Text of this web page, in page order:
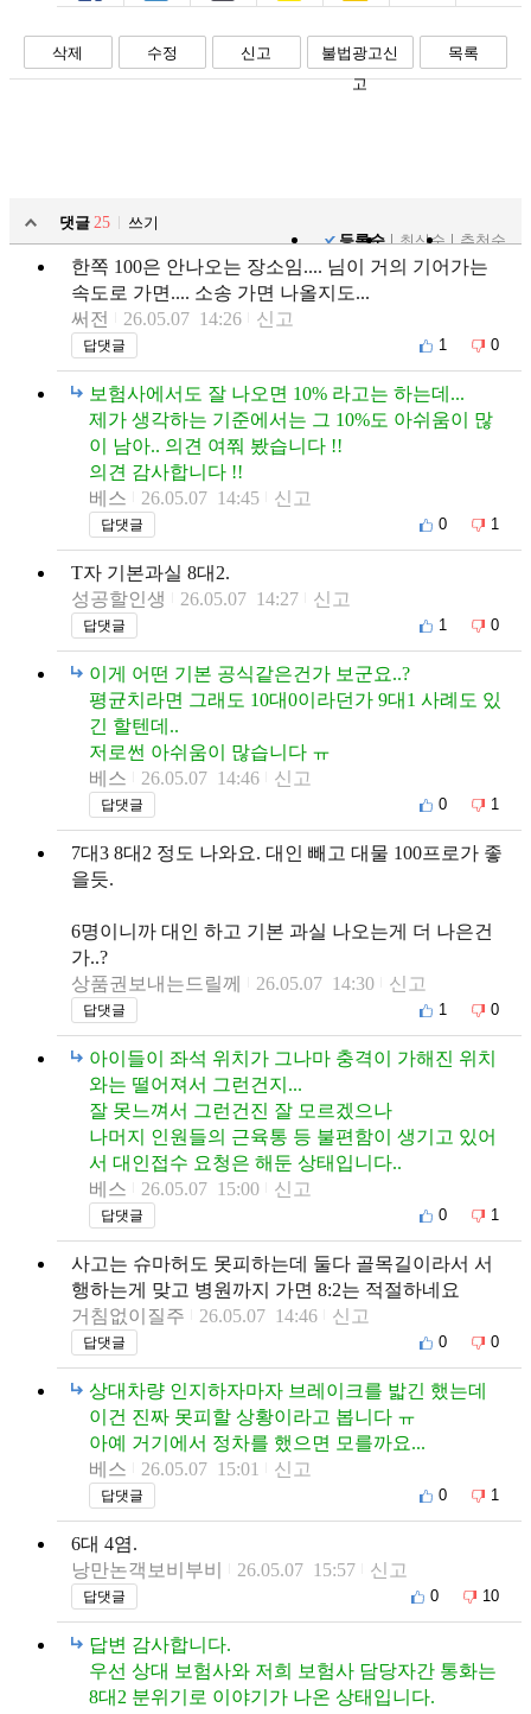
페북 트윗 밴드 카톡 카스 복사 스크랩
삭제 수정 신고
불법광고신
고
목록
댓글 25
쓰기
등록순
최신순 추천순
한쪽 100은 안나오는 장소임.... 님이 거의 기어가는
속도로 가면.... 소송 가면 나올지도...
써전
26.05.07 14:26 신고
답댓글 1 0
보험사에서도 잘 나오면 10% 라고는 하는데...
제가 생각하는 기준에서는 그 10%도 아쉬움이 많
이 남아.. 의견 여쭤 봤습니다 !!
의견 감사합니다 !!
베스
26.05.07 14:45 신고
답댓글 0 1
T자 기본과실 8대2.
성공할인생
26.05.07 14:27 신고
답댓글 1 0
이게 어떤 기본 공식같은건가 보군요..?
평균치라면 그래도 10대0이라던가 9대1 사례도 있
긴 할텐데..
저로썬 아쉬움이 많습니다 ㅠ
베스
26.05.07 14:46 신고
답댓글 0 1
7대3 8대2 정도 나와요. 대인 빼고 대물 100프로가 좋
을듯.
6명이니까 대인 하고 기본 과실 나오는게 더 나은건
가..?
상품권보내는드릴께
26.05.07 14:30 신고
답댓글 1 0
아이들이 좌석 위치가 그나마 충격이 가해진 위치
와는 떨어져서 그런건지...
잘 못느껴서 그런건진 잘 모르겠으나
나머지 인원들의 근육통 등 불편함이 생기고 있어
서 대인접수 요청은 해둔 상태입니다..
베스
26.05.07 15:00 신고
답댓글 0 1
사고는 슈마허도 못피하는데 둘다 골목길이라서 서
행하는게 맞고 병원까지 가면 8:2는 적절하네요
거침없이질주
26.05.07 14:46 신고
답댓글 0 0
상대차량 인지하자마자 브레이크를 밟긴 했는데
이건 진짜 못피할 상황이라고 봅니다 ㅠ
아예 거기에서 정차를 했으면 모를까요...
베스
26.05.07 15:01 신고
답댓글 0 1
6대 4염.
낭만논객보비부비
26.05.07 15:57 신고
답댓글 0 10
답변 감사합니다.
우선 상대 보험사와 저희 보험사 담당자간 통화는
8대2 분위기로 이야기가 나온 상태입니다.